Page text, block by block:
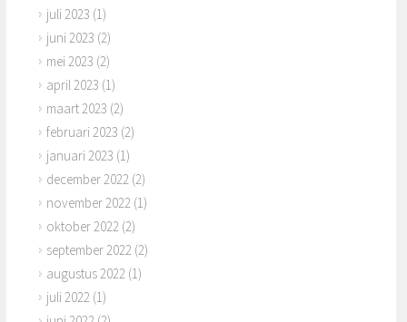
juli 2023 (1)
juni 2023 (2)
mei 2023 (2)
april 2023 (1)
maart 2023 (2)
februari 2023 (2)
januari 2023 (1)
december 2022 (2)
november 2022 (1)
oktober 2022 (2)
september 2022 (2)
augustus 2022 (1)
juli 2022 (1)